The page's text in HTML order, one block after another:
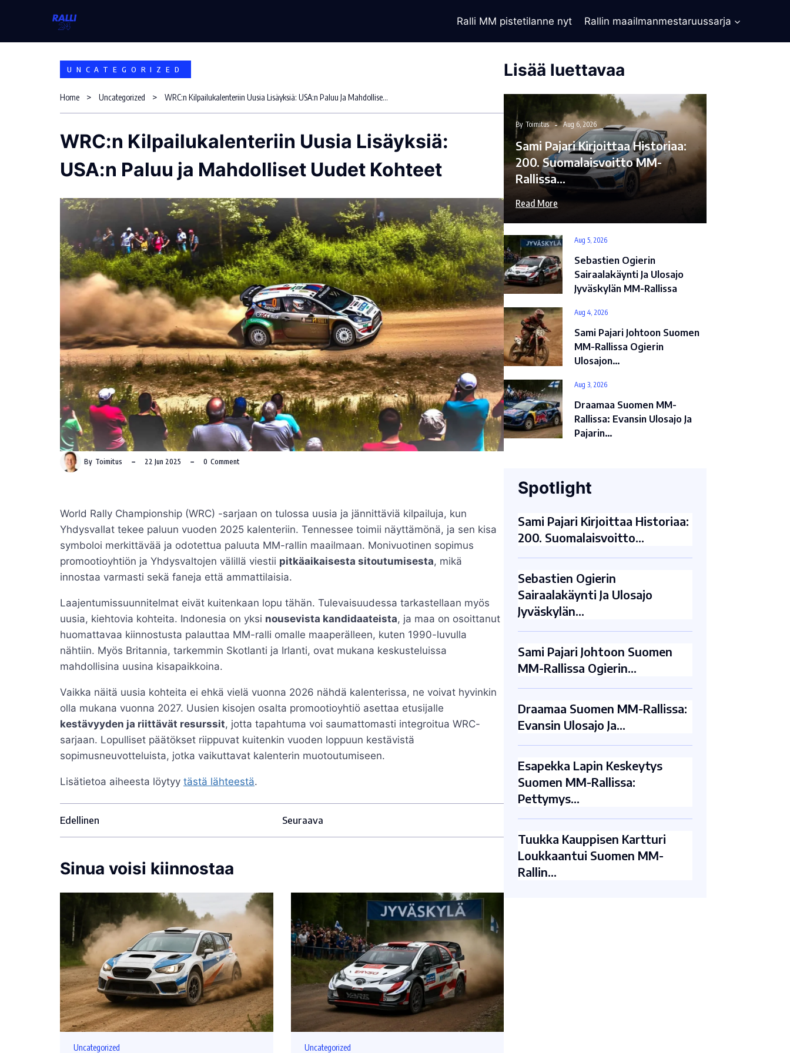
Ralli MM pistetilanne nyt Rallin maailmanmestaruussarja
UNCATEGORIZED
Home Uncategorized WRC:n Kilpailukalenteriin Uusia Lisäyksiä: USA:n Paluu Ja Mahdolliset Uudet Kohteet
WRC:n Kilpailukalenteriin Uusia Lisäyksiä:
USA:n Paluu ja Mahdolliset Uudet Kohteet
By Toimitus 22 Jun 2025 0 Comment
World Rally Championship (WRC) -sarjaan on tulossa uusia ja jännittäviä kilpailuja, kun
Yhdysvallat tekee paluun vuoden 2025 kalenteriin. Tennessee toimii näyttämönä, ja sen kisa
symboloi merkittävää ja odotettua paluuta MM-rallin maailmaan. Monivuotinen sopimus
promootioyhtiön ja Yhdysvaltojen välillä viestii pitkäaikaisesta sitoutumisesta, mikä
innostaa varmasti sekä faneja että ammattilaisia.
Laajentumissuunnitelmat eivät kuitenkaan lopu tähän. Tulevaisuudessa tarkastellaan myös
uusia, kiehtovia kohteita. Indonesia on yksi nousevista kandidaateista, ja maa on osoittanut
huomattavaa kiinnostusta palauttaa MM-ralli omalle maaperälleen, kuten 1990-luvulla
nähtiin. Myös Britannia, tarkemmin Skotlanti ja Irlanti, ovat mukana keskusteluissa
mahdollisina uusina kisapaikkoina.
Vaikka näitä uusia kohteita ei ehkä vielä vuonna 2026 nähdä kalenterissa, ne voivat hyvinkin
olla mukana vuonna 2027. Uusien kisojen osalta promootioyhtiö asettaa etusijalle
kestävyyden ja riittävät resurssit, jotta tapahtuma voi saumattomasti integroitua WRC-
sarjaan. Lopulliset päätökset riippuvat kuitenkin vuoden loppuun kestävistä
sopimusneuvotteluista, jotka vaikuttavat kalenterin muotoutumiseen.
Lisätietoa aiheesta löytyy tästä lähteestä.
Edellinen Seuraava
Sinua voisi kiinnostaa
Uncategorized Uncategorized
Lisää luettavaa
By Toimitus Aug 6, 2026
Sami Pajari Kirjoittaa Historiaa:
200. Suomalaisvoitto MM-
Rallissa…
Read More
Aug 5, 2026
Sebastien Ogierin
Sairaalakäynti Ja Ulosajo
Jyväskylän MM-Rallissa
Aug 4, 2026
Sami Pajari Johtoon Suomen
MM-Rallissa Ogierin
Ulosajon…
Aug 3, 2026
Draamaa Suomen MM-
Rallissa: Evansin Ulosajo Ja
Pajarin…
Spotlight
Sami Pajari Kirjoittaa Historiaa:
200. Suomalaisvoitto…
Sebastien Ogierin
Sairaalakäynti Ja Ulosajo
Jyväskylän…
Sami Pajari Johtoon Suomen
MM-Rallissa Ogierin…
Draamaa Suomen MM-Rallissa:
Evansin Ulosajo Ja…
Esapekka Lapin Keskeytys
Suomen MM-Rallissa:
Pettymys…
Tuukka Kauppisen Kartturi
Loukkaantui Suomen MM-
Rallin…